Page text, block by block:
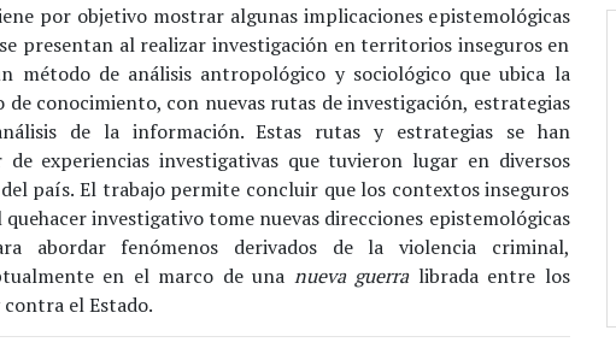
por objetivo mostrar algunas implicaciones epistemológicas
presentan al realizar investigación en territorios inseguros en
método de análisis antropológico y sociológico que ubica la
de conocimiento, con nuevas rutas de investigación, estrategias
de la información. Estas rutas y estrategias se han
experiencias investigativas que tuvieron lugar en diversos
país. El trabajo permite concluir que los contextos inseguros
investigativo tome nuevas direcciones epistemológicas
abordar fenómenos derivados de la violencia criminal,
en el marco de una nueva guerralibrada entre los
el Estado.